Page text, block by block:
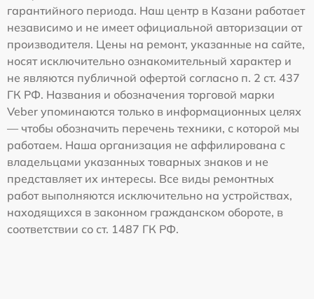
гарантийного периода. Наш центр в Казани работает
независимо и не имеет официальной авторизации от
производителя. Цены на ремонт, указанные на сайте,
носят исключительно ознакомительный характер и
не являются публичной офертой согласно п. 2 ст. 437
ГК РФ. Названия и обозначения торговой марки
Veber упоминаются только в информационных целях
— чтобы обозначить перечень техники, с которой мы
работаем. Наша организация не аффилирована с
владельцами указанных товарных знаков и не
представляет их интересы. Все виды ремонтных
работ выполняются исключительно на устройствах,
находящихся в законном гражданском обороте, в
соответствии со ст. 1487 ГК РФ.